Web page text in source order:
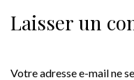
Laisser un
Votre adresse e-mail ne